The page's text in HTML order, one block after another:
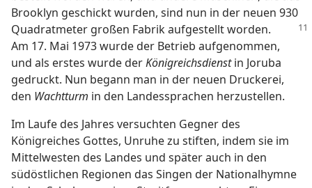
Brooklyn geschickt wurden, sind nun in der neuen 930
Quadratmeter großen Fabrik aufgestellt worden.
Am 17. Mai 1973 wurde der Betrieb aufgenommen,
und als erstes wurde derKönigreichsdienstin Joruba
gedruckt. Nun begann man in der neuen Druckerei,
den Wachtturm in den Landessprachen herzustellen.
Im Laufe des Jahres versuchten Gegner des
Königreiches Gottes, Unruhe zu stiften, indem sie im
Mittelwesten des Landes und später auch in den
südöstlichen Regionen das Singen der Nationalhymne